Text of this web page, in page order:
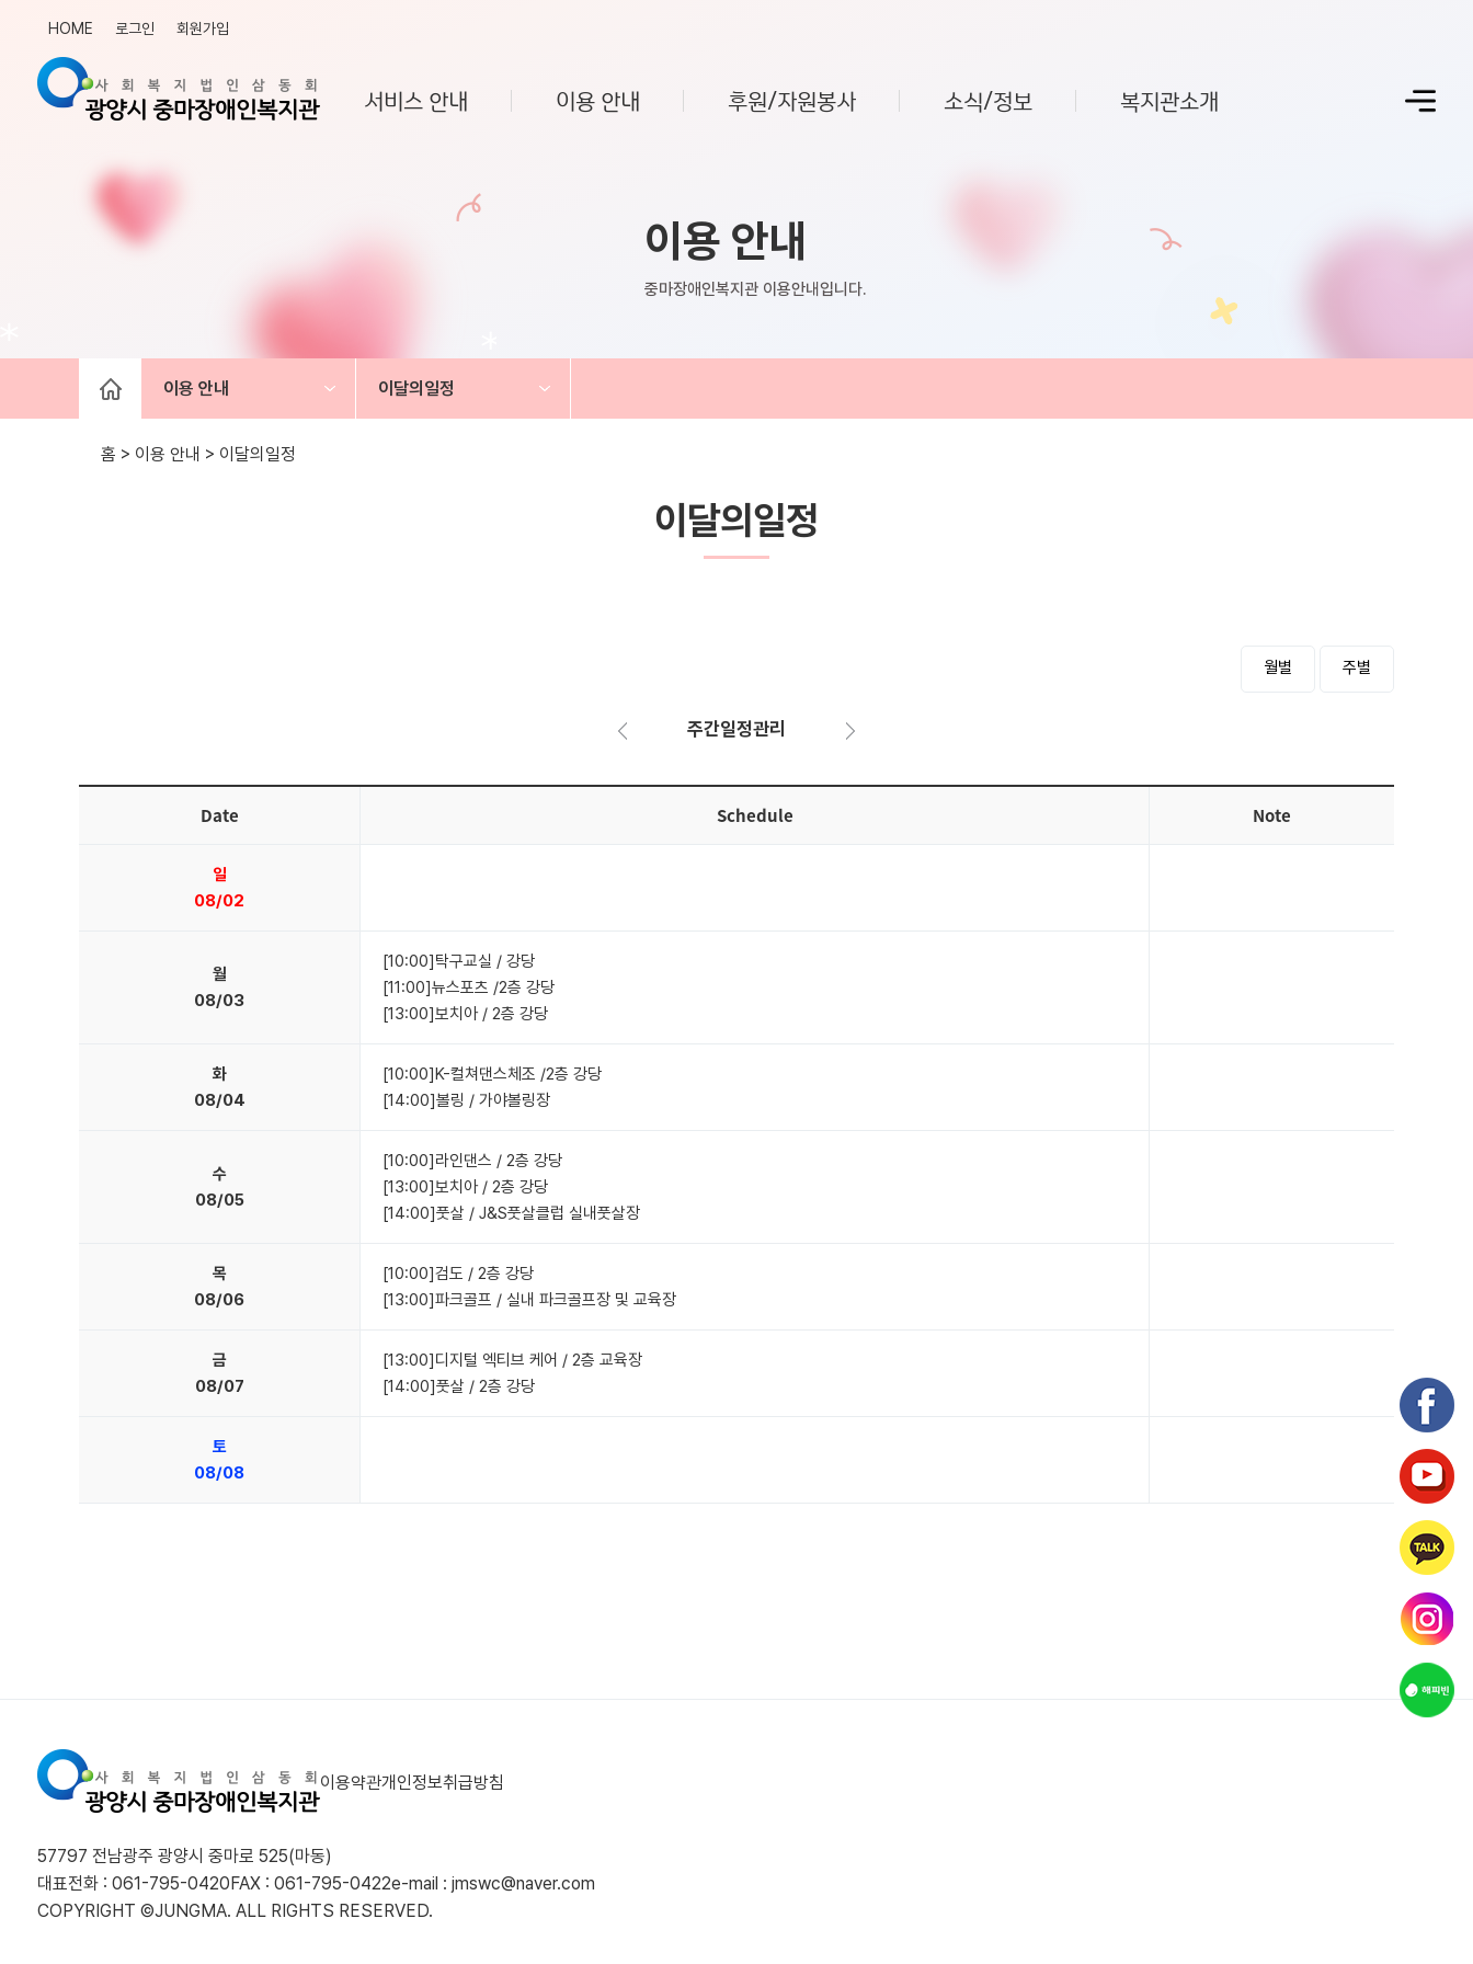
HOME 로그인 회원가입
서비스 안내 이용 안내 후원/자원봉사 소식/정보 복지관소개
이용 안내
중마장애인복지관 이용안내입니다.
이용 안내 이달의일정
홈 > 이용 안내 > 이달의일정
이달의일정
월별 주별
주간일정관리
Date Schedule Note
일
08/02
월
08/03
[10:00]탁구교실 / 강당
[11:00]뉴스포츠 /2층 강당
[13:00]보치아 / 2층 강당
화
08/04
[10:00]K-컬쳐댄스체조 /2층 강당
[14:00]볼링 / 가야볼링장
수
08/05
[10:00]라인댄스 / 2층 강당
[13:00]보치아 / 2층 강당
[14:00]풋살 / J&S풋살클럽 실내풋살장
목
08/06
[10:00]검도 / 2층 강당
[13:00]파크골프 / 실내 파크골프장 및 교육장
금
08/07
[13:00]디지털 엑티브 케어 / 2층 교육장
[14:00]풋살 / 2층 강당
토
08/08
이용약관개인정보취급방침
57797 전남광주 광양시 중마로 525(마동)
대표전화 : 061-795-0420FAX : 061-795-0422e-mail : jmswc@naver.com
COPYRIGHT ©JUNGMA. ALL RIGHTS RESERVED.